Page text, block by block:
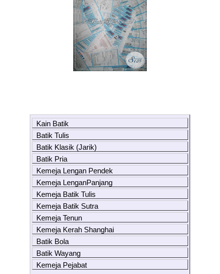
Kain Batik
Batik Tulis
Batik Klasik (Jarik)
Batik Pria
Kemeja Lengan Pendek
Kemeja LenganPanjang
Kemeja Batik Tulis
Kemeja Batik Sutra
Kemeja Tenun
Kemeja Kerah Shanghai
Batik Bola
Batik Wayang
Kemeja Pejabat